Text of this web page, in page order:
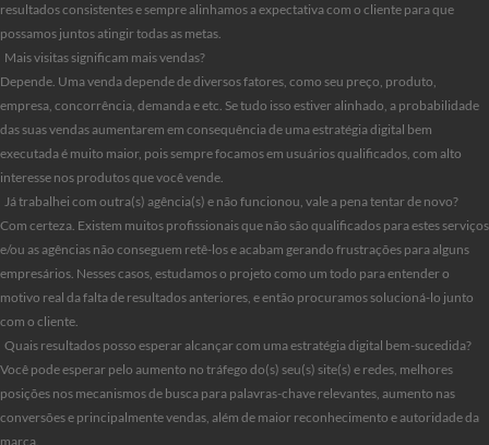
resultados consistentes e sempre alinhamos a expectativa com o cliente para que
possamos juntos atingir todas as metas.
Mais visitas significam mais vendas?
Depende. Uma venda depende de diversos fatores, como seu preço, produto,
empresa, concorrência, demanda e etc. Se tudo isso estiver alinhado, a probabilidade
das suas vendas aumentarem em consequência de uma estratégia digital bem
executada é muito maior, pois sempre focamos em usuários qualificados, com alto
interesse nos produtos que você vende.
Já trabalhei com outra(s) agência(s) e não funcionou, vale a pena tentar de novo?
Com certeza. Existem muitos profissionais que não são qualificados para estes serviços
e/ou as agências não conseguem retê-los e acabam gerando frustrações para alguns
empresários. Nesses casos, estudamos o projeto como um todo para entender o
motivo real da falta de resultados anteriores, e então procuramos solucioná-lo junto
com o cliente.
Quais resultados posso esperar alcançar com uma estratégia digital bem-sucedida?
Você pode esperar pelo aumento no tráfego do(s) seu(s) site(s) e redes, melhores
posições nos mecanismos de busca para palavras-chave relevantes, aumento nas
conversões e principalmente vendas, além de maior reconhecimento e autoridade da
marca.